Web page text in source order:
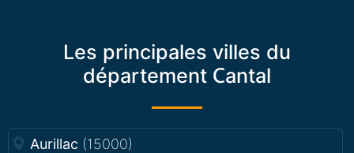
Les principales villes du
département Cantal
Aurillac (15000)